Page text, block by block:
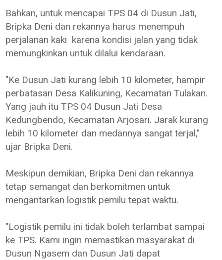
Bahkan, untuk mencapai TPS 04 di Dusun Jati,
Bripka Deni dan rekannya harus menempuh
perjalanan kaki karena kondisi jalan yang tidak
memungkinkan untuk dilalui kendaraan.
"Ke Dusun Jati kurang lebih 10 kilometer, hampir
perbatasan Desa Kalikuning, Kecamatan Tulakan.
Yang jauh itu TPS 04 Dusun Jati Desa
Kedungbendo, Kecamatan Arjosari. Jarak kurang
lebih 10 kilometer dan medannya sangat terjal,"
ujar Bripka Deni.
Meskipun demikian, Bripka Deni dan rekannya
tetap semangat dan berkomitmen untuk
mengantarkan logistik pemilu tepat waktu.
"Logistik pemilu ini tidak boleh terlambat sampai
ke TPS. Kami ingin memastikan masyarakat di
Dusun Ngasem dan Dusun Jati dapat